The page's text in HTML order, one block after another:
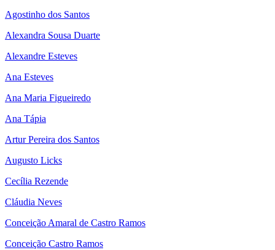
Agostinho dos Santos
Alexandra Sousa Duarte
Alexandre Esteves
Ana Esteves
Ana Maria Figueiredo
Ana Tápia
Artur Pereira dos Santos
Augusto Licks
Cecília Rezende
Cláudia Neves
Conceição Amaral de Castro Ramos
Conceição Castro Ramos